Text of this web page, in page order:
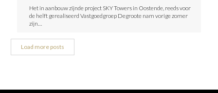
Het in aanbouw zijnde project SKY Towers in Oostende, reeds voor
de helft gerealiseerd Vastgoedgroep Degroote nam vorige zomer
zijn…
Load more posts